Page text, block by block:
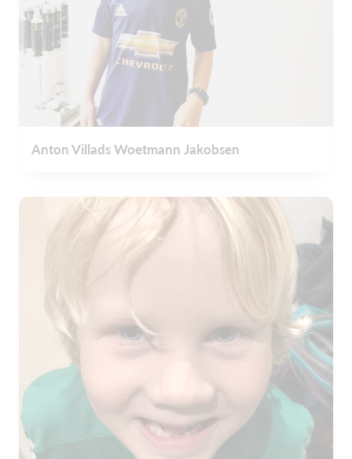
Anton Villads Woetmann Jakobsen